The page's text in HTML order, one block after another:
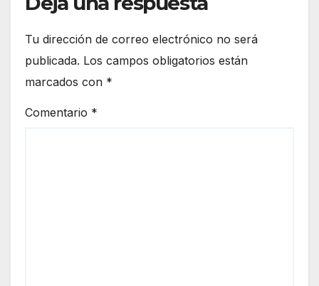
Tu dirección de correo electrónico no será
publicada. Los campos obligatorios están
marcados con *
Comentario *